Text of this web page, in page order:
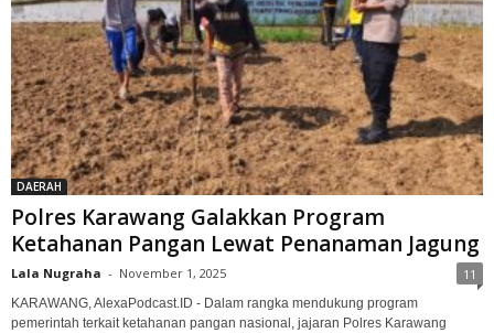
DAERAH
Polres Karawang Galakkan Program
Ketahanan Pangan Lewat Penanaman Jagung
Lala Nugraha - November 1, 2025 11
KARAWANG, AlexaPodcast.ID - ‎Dalam rangka mendukung program
pemerintah terkait ketahanan pangan nasional, jajaran Polres Karawang